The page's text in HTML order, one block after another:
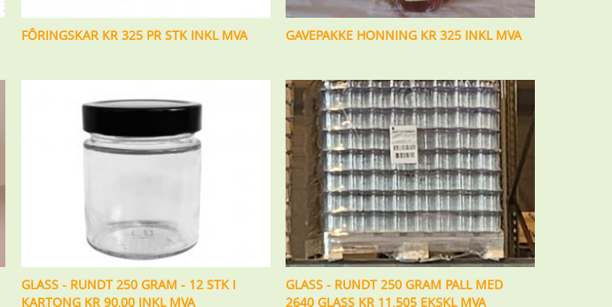
FÔRINGSKAR KR 325 PR STK INKL MVA GAVEPAKKE HONNING KR 325 INKL MVA
GLASS - RUNDT 250 GRAM - 12 STK I
KARTONG KR 90,00 INKL MVA
GLASS - RUNDT 250 GRAM PALL MED
2640 GLASS KR 11.505 EKSKL MVA